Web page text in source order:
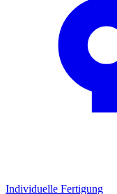
Individuelle Fertigung